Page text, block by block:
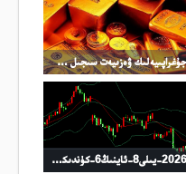
جۇغراپىيەلىك ۋەزىيەت سىجىل چىڭىيىپ، ئالتۇن باھاسى ئۆستۈرۈلدى
2026-يىلى8-ئاينىڭ6-كۈندىكى نىفىت سودا خۇلاسىسى